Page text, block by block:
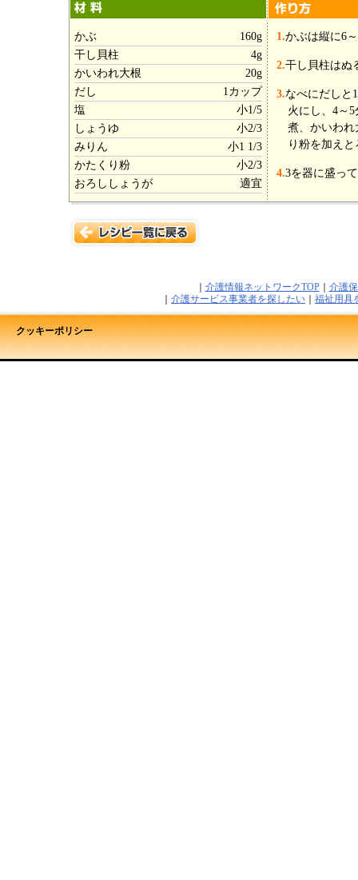
かぶ
160g
干し貝柱
4g
かいわれ大根
20g
だし
1カップ
塩
小1/5
しょうゆ
小2/3
みりん
小1 1/3
かたくり粉
小2/3
おろししょうが
適宜
1.かぶは縦に6
2.干し貝柱はぬ
3.なべにだしと
火にし、4～
煮、かいわ
り粉を加え
4.3を器に盛っ
介護情報ネットワークTOP｜ 介護
介護サービス事業者を探したい 福祉用具
クッキーポリシー